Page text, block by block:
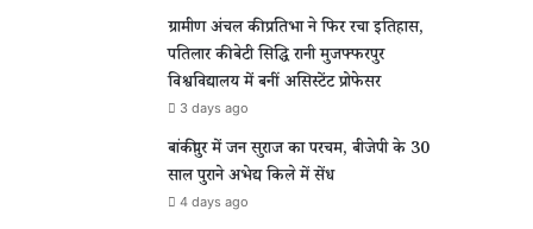
ग्रामीण अंचल की प्रतिभा ने फिर रचा इतिहास,
पतिलार की बेटी सिद्धि रानी मुजफ्फरपुर
विश्वविद्यालय में बनीं असिस्टेंट प्रोफेसर
3 days ago
बांकीपुर में जन सुराज का परचम, बीजेपी के 30
साल पुराने अभेद्य किले में सेंध
4 days ago